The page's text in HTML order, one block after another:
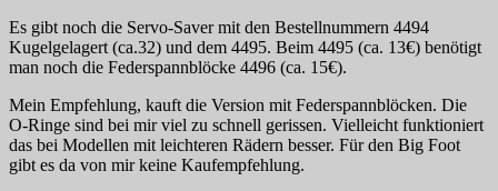
Es gibt noch die Servo-Saver mit den Bestellnummern 4494
Kugelgelagert (ca.32) und dem 4495. Beim 4495 (ca. 13€) benötigt
man noch die Federspannblöcke 4496 (ca. 15€).
Mein Empfehlung, kauft die Version mit Federspannblöcken. Die
O-Ringe sind bei mir viel zu schnell gerissen. Vielleicht funktioniert
das bei Modellen mit leichteren Rädern besser. Für den Big Foot
gibt es da von mir keine Kaufempfehlung.